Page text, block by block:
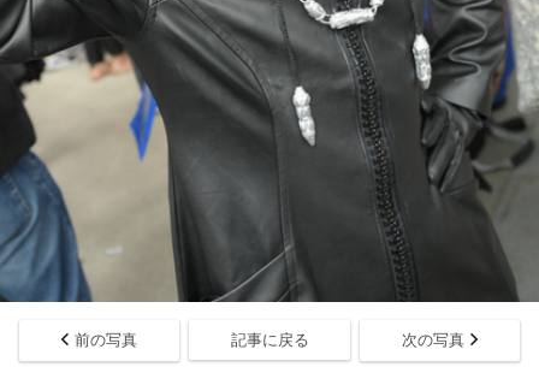
前の写真 記事に戻る 次の写真